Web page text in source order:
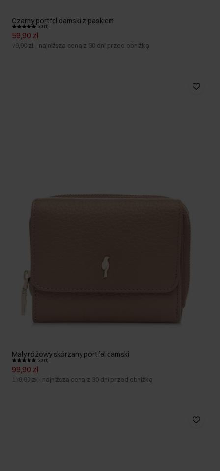
Czarny portfel damski z paskiem
5.0 (1)
59,90 zł
79,90 zł - najniższa cena z 30 dni przed obniżką
Mały różowy skórzany portfel damski
5.0 (1)
99,90 zł
179,90 zł - najniższa cena z 30 dni przed obniżką